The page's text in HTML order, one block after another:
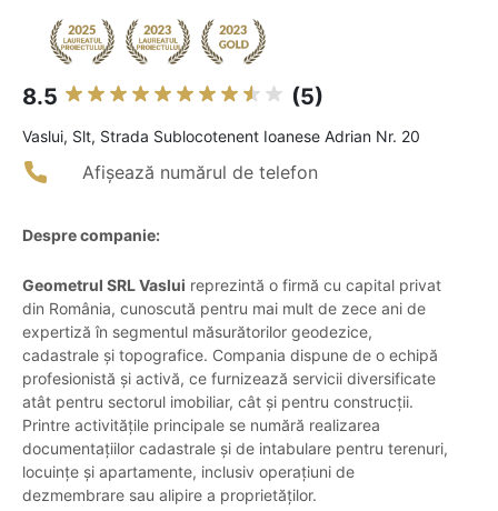
8.5 (5)
Vaslui, Slt, Strada Sublocotenent Ioanese Adrian Nr. 20
Afișează numărul de telefon
Despre companie:
Geometrul SRL Vaslui reprezintă o firmă cu capital privat
din România, cunoscută pentru mai mult de zece ani de
expertiză în segmentul măsurătorilor geodezice,
cadastrale și topografice. Compania dispune de o echipă
profesionistă și activă, ce furnizează servicii diversificate
atât pentru sectorul imobiliar, cât și pentru construcții.
Printre activitățile principale se numără realizarea
documentațiilor cadastrale și de intabulare pentru terenuri,
locuințe și apartamente, inclusiv operațiuni de
dezmembrare sau alipire a proprietăților.